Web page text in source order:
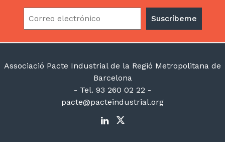
Associació Pacte Industrial de la Regió Metropolitana de
Barcelona
- Tel. 93 260 02 22 -
pacte@pacteindustrial.org